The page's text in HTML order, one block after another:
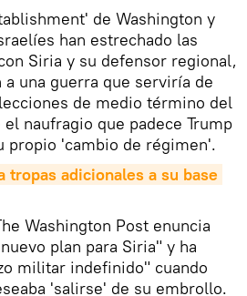
de Washington y
han estrechado las
Siria y su defensor regional,
una guerra que serviría de
de medio término del
naufragio que padece Trump
propio 'cambio de régimen'.
tropas adicionales a su base
Washington Post enuncia
plan para Siria" y ha
militar indefinido" cuando
'salirse' de su embrollo.